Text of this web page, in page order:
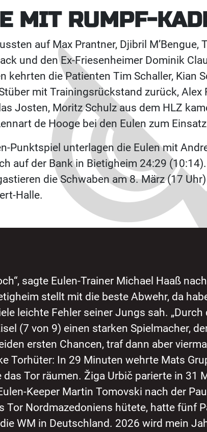
MIT RUMPF-
auf Max Prantner, Djibril M’Bengue,
und den Ex-Friesenheimer Dominik
kehrten die Patienten Tim Schaller, Kian
mit Trainingsrückstand zurück, Alex
Josten, Moritz Schulz aus dem HLZ
de Hooge bei den Eulen zum
Punktspiel unterlagen die Eulen mit
auf der Bank in Bietigheim 24:29
die Schwaben am 8. März (17
Halle.
sagte Eulen-Trainer Michael Haaß
stellt mit die beste Abwehr, da
leichte Fehler seiner Jungs sah.
(7 von 9) einen starken Spielmacher,
ersten Chancen, traf dann aber
Torhüter: In 29 Minuten wehrte Mats
Tor räumen. Žiga Urbič parierte in 31
Keeper Martin Tomovski nach der
Tor Nordmazedoniens hütete, hatte fünf
WM in Deutschland. 2026 wird mein